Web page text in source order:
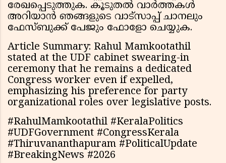
രേഖപ്പെടുത്തുക. കൂടുതൽ വാർത്തകൾ
അറിയാൻ ഞങ്ങളുടെ വാട്സാപ്പ് ചാനലും
ഫേസ്ബുക്ക് പേജും ഫോളോ ചെയ്യുക.
Article Summary: Rahul Mamkootathil
stated at the UDF cabinet swearing-in
ceremony that he remains a dedicated
Congress worker even if expelled,
emphasizing his preference for party
organizational roles over legislative posts.
#RahulMamkootathil #KeralaPolitics
#UDFGovernment #CongressKerala
#Thiruvananthapuram #PoliticalUpdate
#BreakingNews #2026